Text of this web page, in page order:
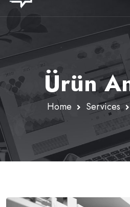
Ürün
Home Services